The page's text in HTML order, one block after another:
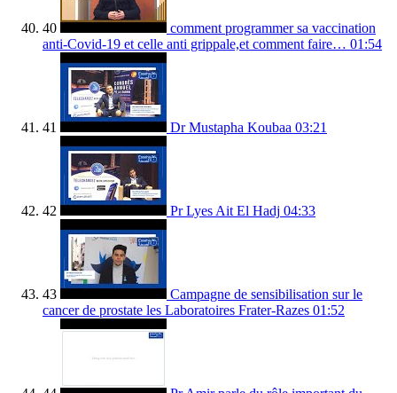
40
comment programmer sa vaccination
anti-Covid-19 et celle anti grippale,et comment faire… 01:54
41 Dr Mustapha Koubaa 03:21
42 Pr Lyes Ait El Hadj 04:33
43
Campagne de sensibilisation sur le
cancer de prostate les Laboratoires Frater-Razes 01:52